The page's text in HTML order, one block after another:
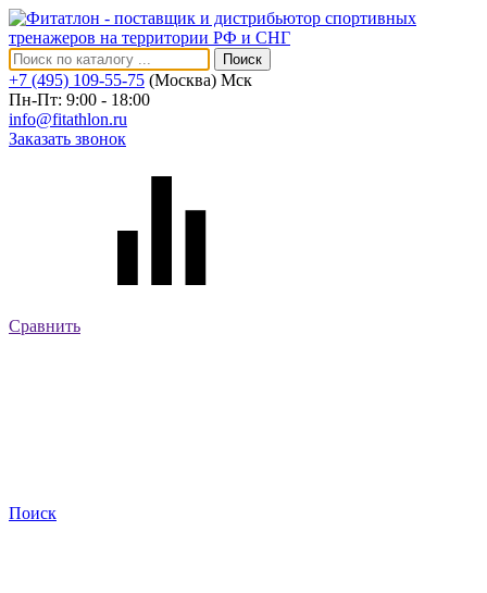
Поиск
+7 (495) 109-55-75 (Москва) Мск
Пн-Пт: 9:00 - 18:00
info@fitathlon.ru
Заказать звонок
Сравнить
Поиск